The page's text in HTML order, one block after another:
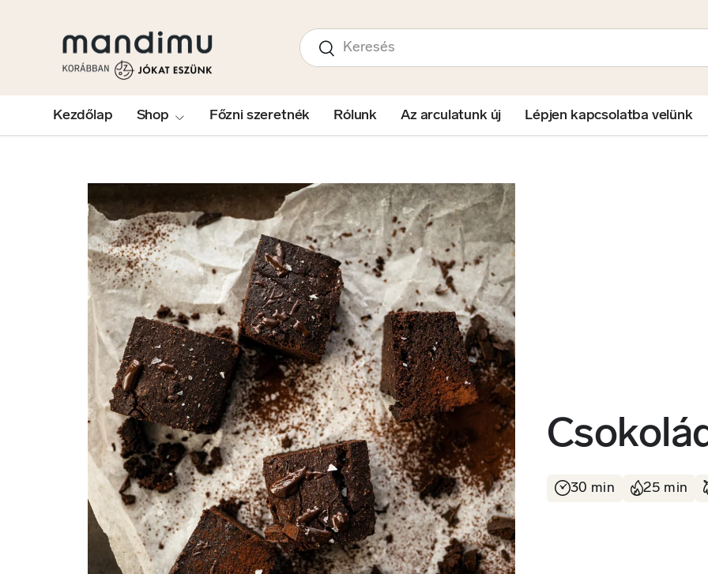
Keresés
Keresés
Kezdőlap Shop Főzni szeretnék Rólunk Az arculatunk új Lépjen kapcsolatba velünk
30 min 25 min